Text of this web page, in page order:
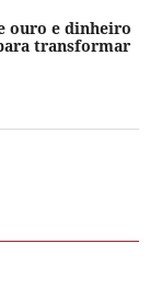
ouro e dinheiro
transformar